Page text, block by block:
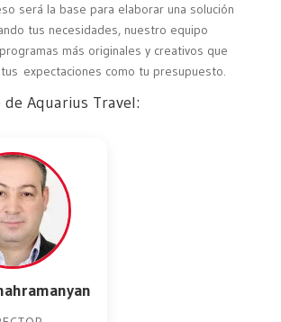
será la base para elaborar una solución
tus necesidades, nuestro equipo
más originales y creativos que
expectaciones como tu presupuesto.
Aquarius Travel: